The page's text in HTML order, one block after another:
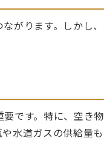
がります。しかし、
です。特に、空き物
水道ガスの供給量も